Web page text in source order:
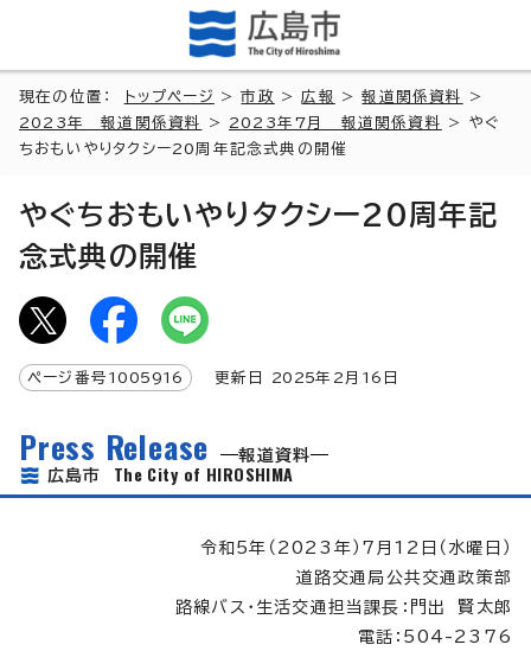
現在の位置： トップページ >市政 >広報 >報道関係資料
>
2023年 報道関係資料
> 2023年7月 報道関係資料
> やぐ
ちおもいやりタクシー20周年記念式典の開催
やぐちおもいやりタクシー20周年記
念式典の開催
ページ番号 1005916 更新日 2025年2月 16 日
Press Release
報道資料
広島市 The City of HIROSHIMA
令和5年（2023年）7月12日（水曜日）
道路交通局公共交通政策部
路線バス・生活交通担当課長：門出 賢太郎
電話：504-2376